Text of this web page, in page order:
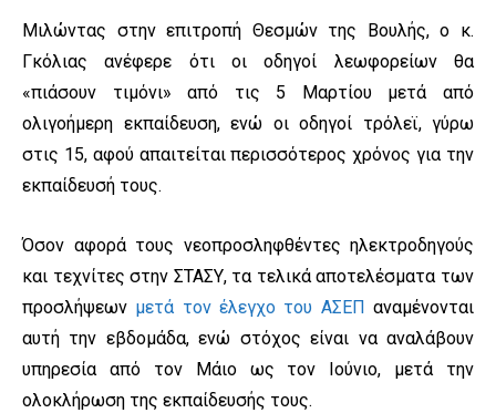
Μιλώντας στην επιτροπή Θεσμών της Βουλής, ο κ.
Γκόλιας ανέφερε ότι οι οδηγοί λεωφορείων θα
«πιάσουν τιμόνι» από τις 5 Μαρτίου μετά από
ολιγοήμερη εκπαίδευση, ενώ οι οδηγοί τρόλεϊ, γύρω
στις 15, αφού απαιτείται περισσότερος χρόνος για την
εκπαίδευσή τους.
Όσον αφορά τους νεοπροσληφθέντες ηλεκτροδηγούς
και τεχνίτες στην ΣΤΑΣΥ, τα τελικά αποτελέσματα των
προσλήψεων μετά τον έλεγχο του ΑΣΕΠ αναμένονται
αυτή την εβδομάδα, ενώ στόχος είναι να αναλάβουν
υπηρεσία από τον Μάιο ως τον Ιούνιο, μετά την
ολοκλήρωση της εκπαίδευσής τους.